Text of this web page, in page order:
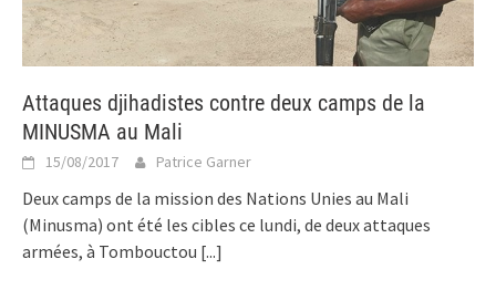
Attaques djihadistes contre deux camps de la
MINUSMA au Mali
15/08/2017 Patrice Garner
Deux camps de la mission des Nations Unies au Mali
(Minusma) ont été les cibles ce lundi, de deux attaques
armées, à Tombouctou [...]